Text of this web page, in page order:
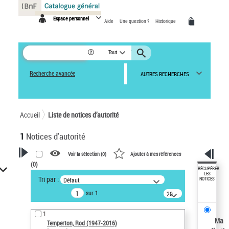
Espace personnel Aide Une question ? Historique
Tout
Recherche avancée AUTRES RECHERCHES
Accueil Liste de notices d’autorité
1 Notices d'autorité
VOTRE RECHERCHE
Recherche avancée dans les
notices d’autorité
Œuvres liées à l'auteur :
Temperton, Rod (1947-2016)
Voir la sélection (0) Ajouter à mes références
(0)
Tri par : Défaut
sur 1
20
résultats/page
1
Temperton, Rod (1947-2016)
RÉCUPÉRER
LES
NOTICES
Ma
Panneau de gestion des cookies